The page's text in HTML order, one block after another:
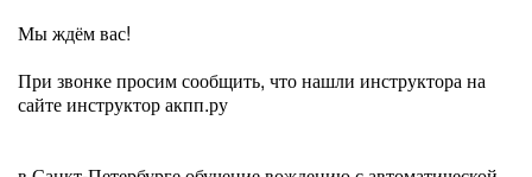
Мы ждём вас!
При звонке просим сообщить, что нашли инструктора на
сайте инструктор акпп.ру